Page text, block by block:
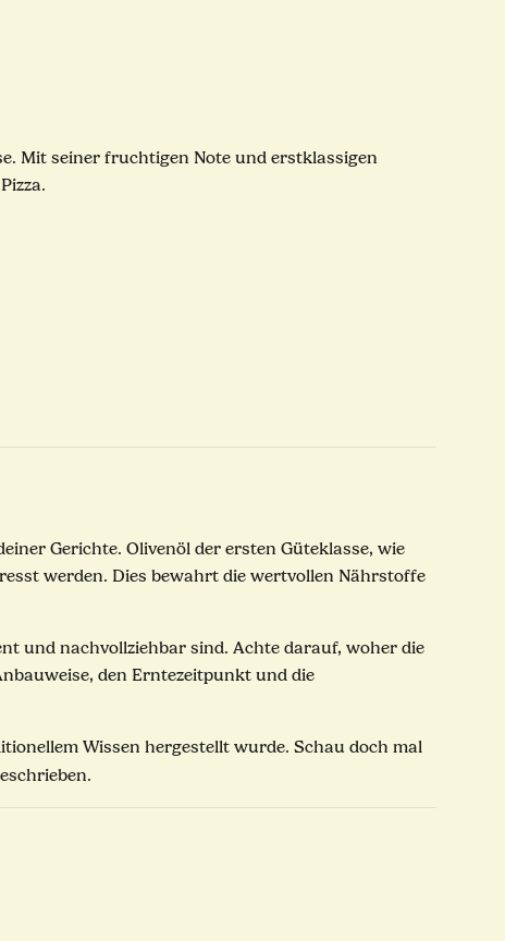
Mit seiner fruchtigen Note und erstklassigen
Gerichte. Olivenöl der ersten Güteklasse, wie
werden. Dies bewahrt die wertvollen Nährstoffe
und nachvollziehbar sind. Achte darauf, woher die
den Erntezeitpunkt und die
Wissen hergestellt wurde. Schau doch mal